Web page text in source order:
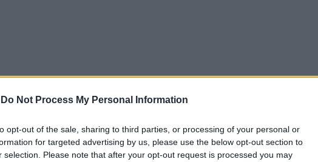
Do Not Process My Personal Information
opt-out of the sale, sharing to third parties, or processing of your personal or
for targeted advertising by us, please use the below opt-out section to
selection. Please note that after your opt-out request is processed you may